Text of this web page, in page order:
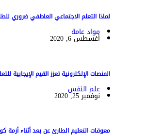
لماذا التعلم الاجتماعي العاطفي ضروري
مواد عامة
أغسطس 6, 2020
المنصات الإلكترونية تعزز القيم الإيجابية
علم النفس
نوفمبر 25, 2020
معوقات التعليم الطارئ عن بعد أثناء أزمة